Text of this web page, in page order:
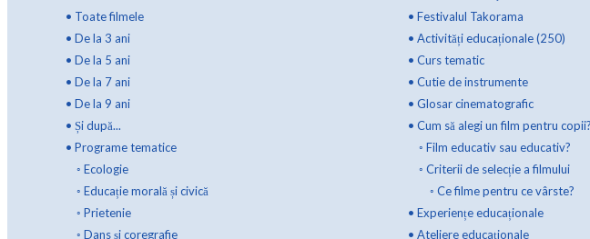
• Toate filmele
• De la 3 ani
• De la 5 ani
• De la 7 ani
• De la 9 ani
• Și după...
• Programe tematice
◦ Ecologie
◦ Educație morală și civică
◦ Prietenie
◦ Dans și coregrafie
• Festivalul Takorama
• Activități educaționale (250)
• Curs tematic
• Cutie de instrumente
• Glosar cinematografic
• Cum să alegi un film pentru copii?
◦ Film educativ sau educativ?
◦ Criterii de selecție a filmului
◦ Ce filme pentru ce vârste?
• Experiențe educaționale
• Ateliere educaționale